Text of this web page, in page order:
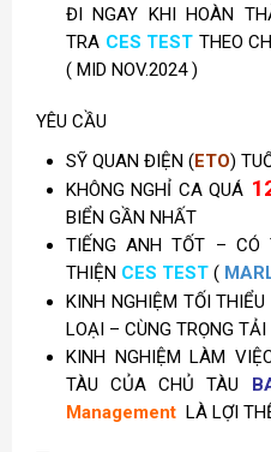
ĐI NGAY KHI HOÀN
TRA CES TEST THEO
( MID NOV.2024 )
YÊU CẦU
SỸ QUAN ĐIỆN (ETO)
KHÔNG NGHỈ CA QUÁ
BIỂN GẦN NHẤT
TIẾNG ANH TỐT – CÓ
THIỆN CES TEST (
KINH NGHIỆM TỐI THIỂU
LOẠI – CÙNG TRỌNG TẢI
KINH NGHIỆM LÀM
TÀU CỦA CHỦ TÀU
Management LÀ LỢI